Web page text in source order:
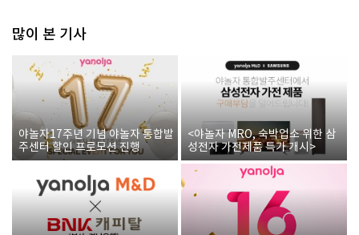
많이 본 기사
야놀자17주년 기념 야놀자 통합발
주센터 할인 프로모션 진행
<야놀자 MRO, 숙박업소 위한 삼
성전자 가전제품 특가 개시>